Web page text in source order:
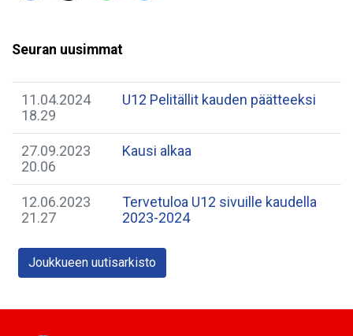
Seuran uusimmat
11.04.2024
18.29
U12 Pelitällit kauden päätteeksi
27.09.2023
20.06
Kausi alkaa
12.06.2023
21.27
Tervetuloa U12 sivuille kaudella
2023-2024
Joukkueen uutisarkisto